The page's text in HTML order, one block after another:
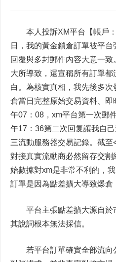
本人投訴XM平台【帳戶
日，我的黃金鎖倉訂單被平
回覆與多封郵件內容大意一
大所導致，還宣稱所有訂單
白。為核實真相，我先後多
倉當日完整原始交易資料、
午07：08，xm平台第一次郵
午17：36第二次回复讓我自
三流動服務器交易記錄。截
對接真實流動商必然留存交
始數據對xm是非常不利的，
訂單是因為點差擴大導致爆
平台主張點差擴大源自
其說詞根本無法採信。
若平台訂單確實全部流